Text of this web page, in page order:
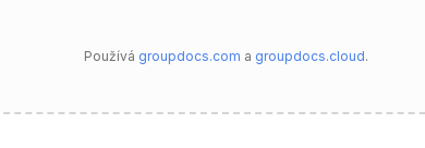
Používá groupdocs.com a groupdocs.cloud.